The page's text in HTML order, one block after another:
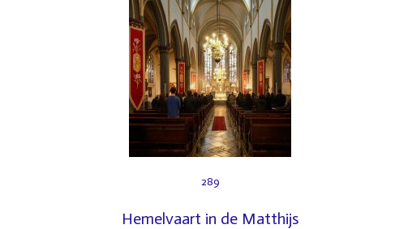
289
Hemelvaart in de Matthijs